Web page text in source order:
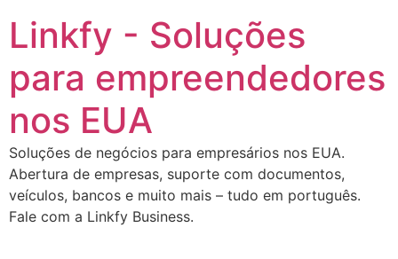
conteúdo
Linkfy - Soluções
para empreendedores
nos EUA
Soluções de negócios para empresários nos EUA.
Abertura de empresas, suporte com documentos,
veículos, bancos e muito mais – tudo em português.
Fale com a Linkfy Business.